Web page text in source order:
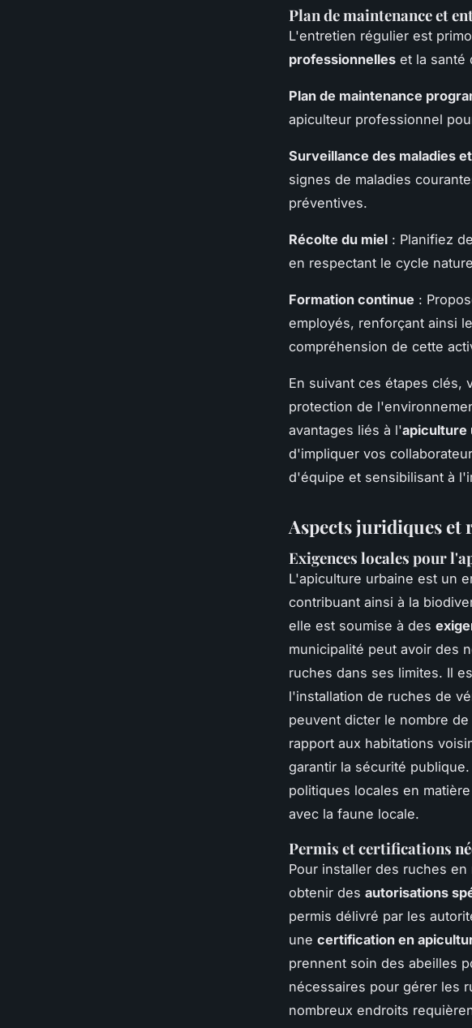
Plan de maintenance et
L'entretien régulier est
professionnelles et la santé
Plan de maintenance
apiculteur professionnel
Surveillance des maladies
signes de maladies
préventives.
Récolte du miel : Planifiez
en respectant le cycle
Formation continue :
employés, renforçant ainsi
compréhension de cette
En suivant ces étapes clés,
protection de
avantages liés à l'apiculture
d'impliquer vos
d'équipe et sensibilisant à
Aspects juridiques et
Exigences locales pour
L'apiculture urbaine est un
contribuant ainsi à la
elle est soumise à des
municipalité peut avoir des
ruches dans ses limites. Il
l'installation de ruches de
peuvent dicter le nombre
rapport aux habitations
garantir la sécurité
politiques locales en
avec la faune locale.
Permis et certifications
Pour installer des ruches
obtenir des autorisations
permis délivré par les
une certification en
prennent soin des abeilles
nécessaires pour gérer les
nombreux endroits